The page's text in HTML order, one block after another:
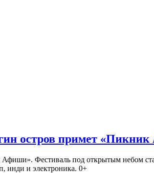
остров примет
Фестиваль под открытым небом
инди и электроника. 0+